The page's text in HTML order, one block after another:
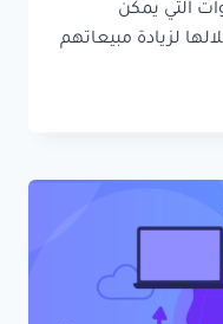
التي يمكن
لزيادة مبيعاتهم